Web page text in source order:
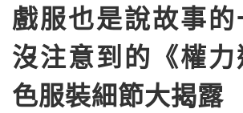
戲服也是說故事
沒注意到的《權
色服裝細節大揭露